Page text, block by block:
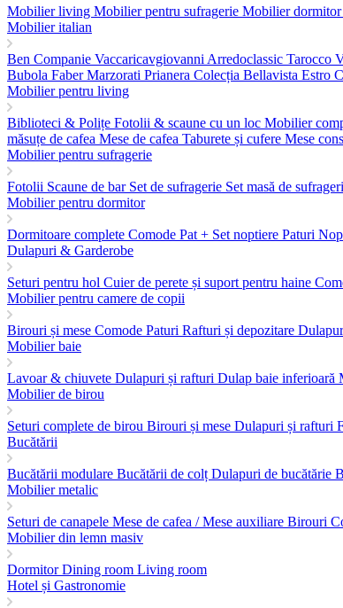
Mobilier living Mobilier pentru sufragerie Mobilier dormitor
Mobilier italian
Ben Companie Vaccaricavgiovanni Arredoclassic Tarocco
Bubola FaberMarzorati Prianera Colecția Bellavista Estro
Mobilier pentru living
Biblioteci & Polițe Fotolii & scaune cu un loc Mobilier
măsuțe de cafea Mese de cafea Taburete și cufere Mese
Mobilier pentru sufragerie
Fotolii Scaune de bar Set de sufragerie Set masă de
Mobilier pentru dormitor
Dormitoare complete Comode Pat + Set noptiere Paturi
Dulapuri & Garderobe
Seturi pentru hol Cuier de perete și suport pentru haine
Mobilier pentru camere de copii
Birouri și mese Comode Paturi Rafturi și depozitare
Mobilier baie
Lavoar & chiuvete Dulapuri și rafturi Dulap baie inferioară
Mobilier de birou
Seturi complete de birou Birouri și mese Dulapuri și rafturi
Bucătării
Bucătării modulare Bucătării de colț Dulapuri de bucătărie
Mobilier metalic
Seturi de canapele Mese de cafea / Mese auxiliare Birouri
Mobilier din lemn masiv
DormitorDining room Living room
Hotel și Gastronomie